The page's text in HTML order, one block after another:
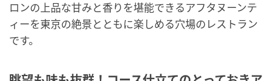
ロンの上品な甘みと香りを堪能できるアフタヌーンテ
ィーを東京の絶景とともに楽しめる穴場のレストラン
です。